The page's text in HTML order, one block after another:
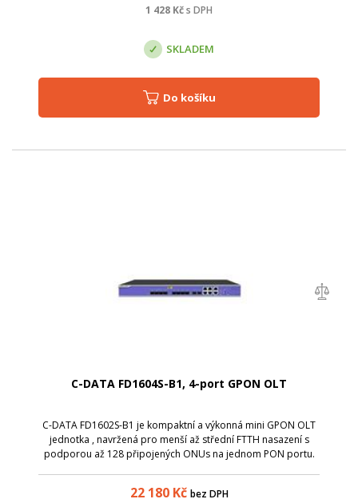
1 428 Kčs DPH
SKLADEM
Do košíku
C-DATA FD1604S-B1, 4-port GPON OLT
C-DATA FD1602S-B1 je kompaktní a výkonná mini GPON OLT
jednotka , navržená pro menší až střední FTTH nasazení s
podporou až 128 připojených ONUs na jednom PON portu.
22 180Kč bez DPH